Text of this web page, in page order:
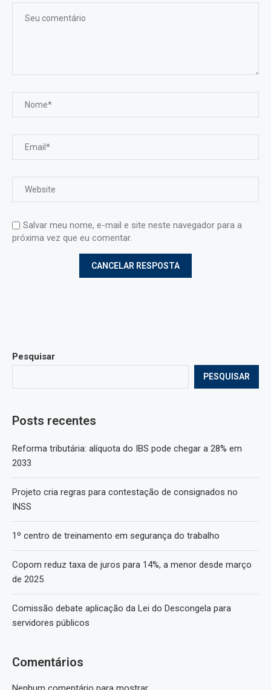
Salvar meu nome, e-mail e site neste navegador para a
próxima vez que eu comentar.
Pesquisar
PESQUISAR
Posts recentes
Reforma tributária: alíquota do IBS pode chegar a 28% em
2033
Projeto cria regras para contestação de consignados no
INSS
1º centro de treinamento em segurança do trabalho
Copom reduz taxa de juros para 14%, a menor desde março
de 2025
Comissão debate aplicação da Lei do Descongela para
servidores públicos
Comentários